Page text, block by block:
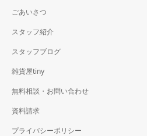
ごあいさつ
スタッフ紹介
スタッフブログ
雑貨屋tiny
無料相談・お問い合わせ
資料請求
プライバシーポリシー